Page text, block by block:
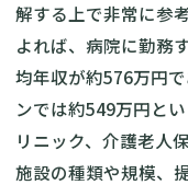
解する上で非常に参
よれば、病院に勤務
均年収が約576万円
ンでは約549万円と
リニック、介護老人
施設の種類や規模、